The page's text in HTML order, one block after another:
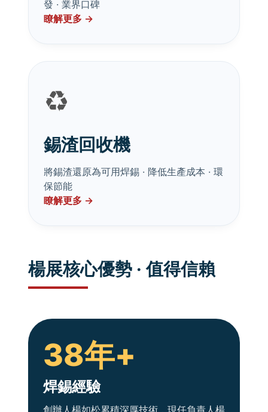
發 · 業界口碑
瞭解更多 →
♻️
錫渣回收機
將錫渣還原為可用焊錫 · 降低生產成本 · 環
保節能
瞭解更多 →
楊展核心優勢 · 值得信賴
38年+
焊錫經驗